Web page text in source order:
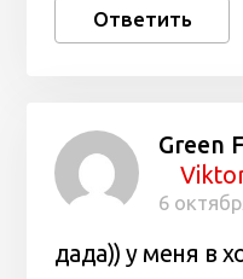
Ответить
Green
6
дада)) у меня в